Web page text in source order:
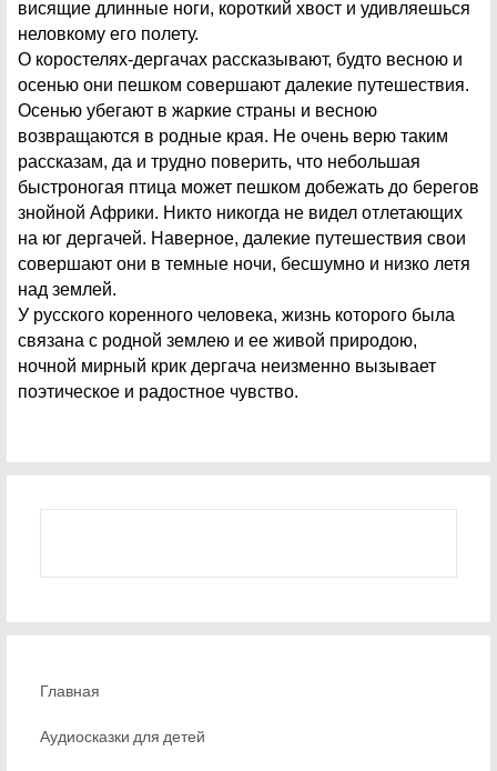
висящие длинные ноги, короткий хвост и удивляешься
неловкому его полету.
О коростелях-дергачах рассказывают, будто весною и
осенью они пешком совершают далекие путешествия.
Осенью убегают в жаркие страны и весною
возвращаются в родные края. Не очень верю таким
рассказам, да и трудно поверить, что небольшая
быстроногая птица может пешком добежать до берегов
знойной Африки. Никто никогда не видел отлетающих
на юг дергачей. Наверное, далекие путешествия свои
совершают они в темные ночи, бесшумно и низко летя
над землей.
У русского коренного человека, жизнь которого была
связана с родной землею и ее живой природою,
ночной мирный крик дергача неизменно вызывает
поэтическое и радостное чувство.
Главная
Аудиосказки для детей